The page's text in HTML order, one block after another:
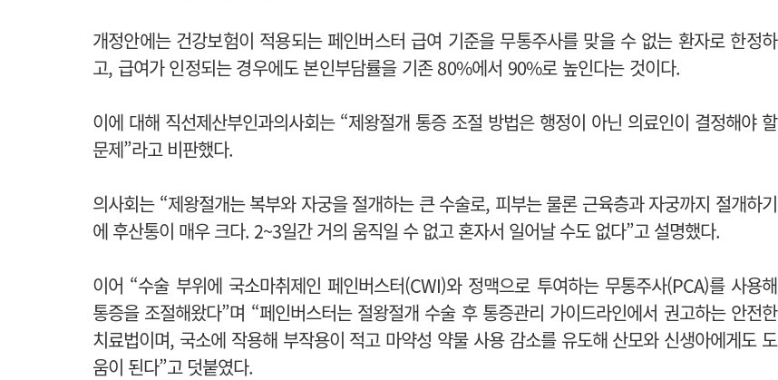
개정안에는 건강보험이 적용되는 페인버스터 급여 기준을 무통주사를 맞을 수 없는 환자로 한정하
고, 급여가 인정되는 경우에도 본인부담률을 기존 80%에서 90%로 높인다는 것이다.
이에 대해 직선제산부인과의사회는 “제왕절개 통증 조절 방법은 행정이 아닌 의료인이 결정해야 할
문제”라고 비판했다.
의사회는 “제왕절개는 복부와 자궁을 절개하는 큰 수술로, 피부는 물론 근육층과 자궁까지 절개하기
에 후산통이 매우 크다. 2~3일간 거의 움직일 수 없고 혼자서 일어날 수도 없다”고 설명했다.
이어 “수술 부위에 국소마취제인 페인버스터(CWI)와 정맥으로 투여하는 무통주사(PCA)를 사용해
통증을 조절해왔다”며 “페인버스터는 절왕절개 수술 후 통증관리 가이드라인에서 권고하는 안전한
치료법이며, 국소에 작용해 부작용이 적고 마약성 약물 사용 감소를 유도해 산모와 신생아에게도 도
움이 된다”고 덧붙였다.